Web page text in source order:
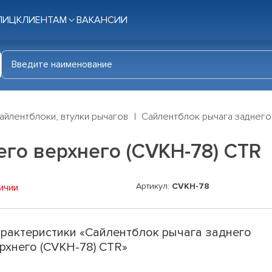
КЛИЕНТАМ ВАКАНСИИ
втулки рычагов Сайлентблок рычага
верхнего (CVKH-78) CTR
Артикул: CVKH-78
«Сайлентблок рычага заднего
(CVKH-78) CTR»